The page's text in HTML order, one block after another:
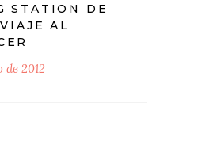
STATION DE
AL
de 2012